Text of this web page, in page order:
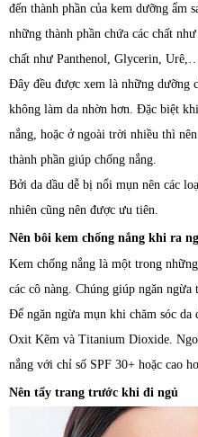
đến thành phần của kem dưỡng ẩm
những thành phần chứa các chất
chất như Panthenol, Glycerin,
Đây đều được xem là những dưỡng
không làm da nhờn hơn. Đặc biệt
nắng, hoặc ở ngoài trời nhiều thì
thành phần giúp chống nắng.
Bởi da dầu dễ bị nổi mụn nên các
nhiên cũng nên được ưu tiên.
Nên bôi kem chống nắng khi ra
Kem chống nắng là một trong
các cô nàng. Chúng giúp ngăn ngừa
Để ngăn ngừa mụn khi chăm sóc da
Oxit Kẽm và Titanium Dioxide.
nắng với chỉ số SPF 30+ hoặc cao
Nên tẩy trang trước khi đi ngủ